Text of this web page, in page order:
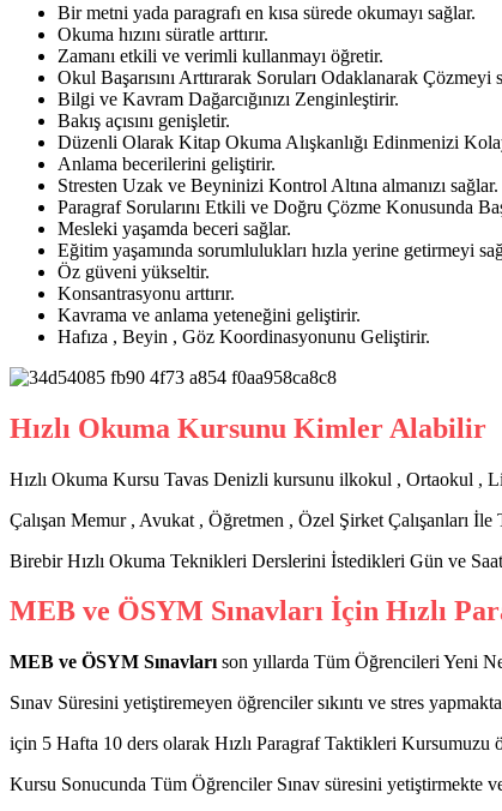
Bir metni yada paragrafı en kısa sürede okumayı sağlar.
Okuma hızını süratle arttırır.
Zamanı etkili ve verimli kullanmayı öğretir.
Okul Başarısını Arttırarak Soruları Odaklanarak Çözmeyi
Bilgi ve Kavram Dağarcığınızı Zenginleştirir.
Bakış açısını genişletir.
Düzenli Olarak Kitap Okuma Alışkanlığı Edinmenizi
Anlama becerilerini geliştirir.
Stresten Uzak ve Beyninizi Kontrol Altına almanızı sağlar.
Paragraf Sorularını Etkili ve Doğru Çözme Konusunda
Mesleki yaşamda beceri sağlar.
Eğitim yaşamında sorumlulukları hızla yerine getirmeyi
Öz güveni yükseltir.
Konsantrasyonu arttırır.
Kavrama ve anlama yeteneğini geliştirir.
Hafıza , Beyin , Göz Koordinasyonunu Geliştirir.
Hızlı Okuma Kursunu Kimler Alabilir
Hızlı Okuma Kursu Tavas Denizli kursunu ilkokul , Ortaokul
Çalışan Memur , Avukat , Öğretmen , Özel Şirket Çalışanları
Birebir Hızlı Okuma Teknikleri Derslerini İstedikleri Gün ve
MEB ve ÖSYM Sınavları İçin Hızlı
MEB ve ÖSYM Sınavları son yıllarda Tüm Öğrencileri Yeni
Sınav Süresini yetiştiremeyen öğrenciler sıkıntı ve stres
için 5 Hafta 10 ders olarak Hızlı Paragraf Taktikleri Kursumuzu
Kursu Sonucunda Tüm Öğrenciler Sınav süresini yetiştirmekte